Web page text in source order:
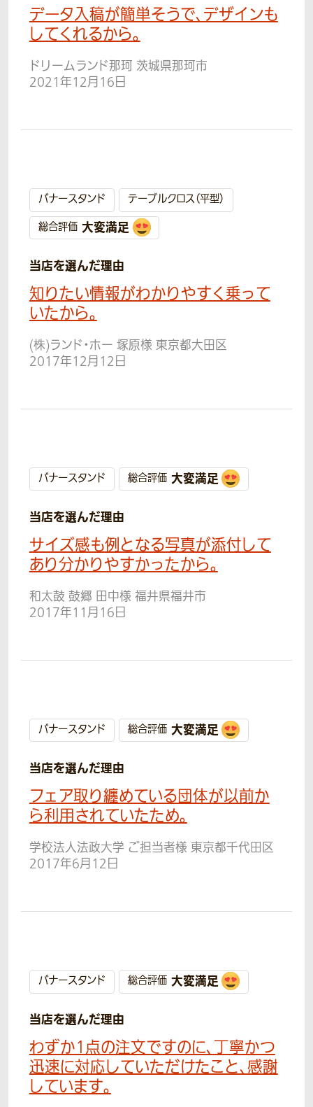
データ入稿が簡単そうで、デザインも
してくれるから。
ドリームランド那珂 茨城県那珂市
2021年12月16日
バナースタンド
テーブルクロス（平型）
総合評価 大変満足
当店を選んだ理由
知りたい情報がわかりやすく乗って
いたから。
(株)ランド・ホー 塚原様 東京都大田区
2017年12月12日
バナースタンド 総合評価 大変満足
当店を選んだ理由
サイズ感も例となる写真が添付して
あり分かりやすかったから。
和太鼓 鼓郷 田中様 福井県福井市
2017年11月16日
バナースタンド 総合評価 大変満足
当店を選んだ理由
フェア取り纏めている団体が以前か
ら利用されていたため。
学校法人法政大学 ご担当者様 東京都千代田区
2017年6月12日
バナースタンド 総合評価 大変満足
当店を選んだ理由
わずか1点の注文ですのに、丁寧かつ
迅速に対応していただけたこと、感謝
しています。